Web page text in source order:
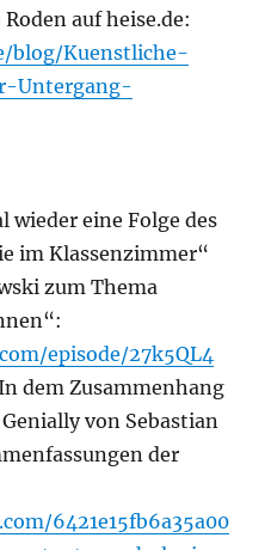
auf heise.de:
blog/Kuenstliche-
Untergang-
wieder eine Folge des
im Klassenzimmer“
zum Thema
episode/27k5QL4
dem Zusammenhang
von Sebastian
der
6421e15fb6a35a00